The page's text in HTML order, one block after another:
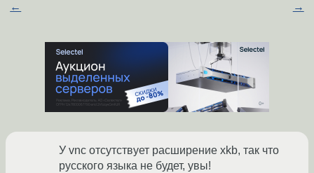
← →
У vnc отсутствует расширение xkb, так что
русского языка не будет, увы!